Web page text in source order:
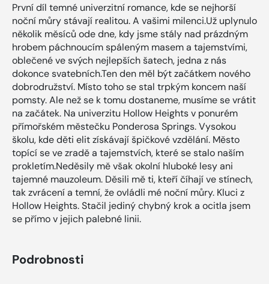
První díl temné univerzitní romance, kde se nejhorší
noční můry stávají realitou. A vašimi milenci.Už uplynulo
několik měsíců ode dne, kdy jsme stály nad prázdným
hrobem páchnoucím spáleným masem a tajemstvími,
oblečené ve svých nejlepších šatech, jedna z nás
dokonce svatebních.Ten den měl být začátkem nového
dobrodružství. Místo toho se stal trpkým koncem naší
pomsty. Ale než se k tomu dostaneme, musíme se vrátit
na začátek. Na univerzitu Hollow Heights v ponurém
přímořském městečku Ponderosa Springs. Vysokou
školu, kde děti elit získávají špičkové vzdělání. Město
topící se ve zradě a tajemstvích, které se stalo naším
prokletím.Neděsily mě však okolní hluboké lesy ani
tajemné mauzoleum. Děsili mě ti, kteří číhají ve stínech,
tak zvrácení a temní, že ovládli mé noční můry. Kluci z
Hollow Heights. Stačil jediný chybný krok a ocitla jsem
se přímo v jejich palebné linii.
Podrobnosti